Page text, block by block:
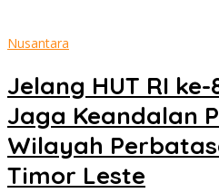
Nusantara
Jelang HUT RI ke-
Jaga Keandalan
Wilayah
Timor Leste